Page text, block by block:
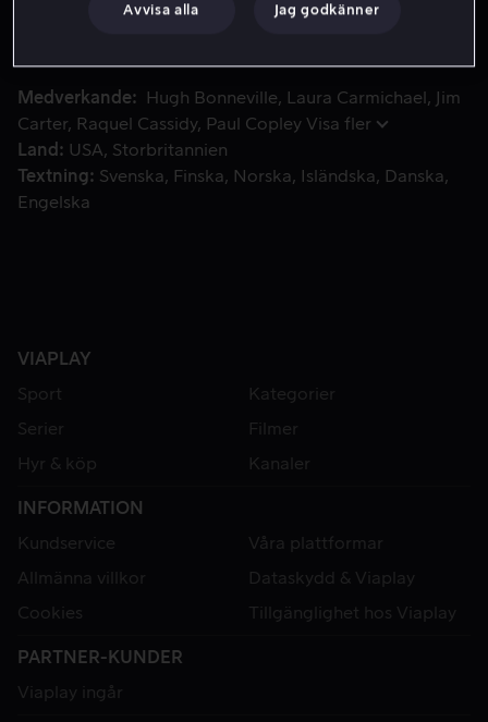
svårigheter, ställs hela hushållet inför hotet om social
Medverkande Hugh Bonneville Laura Carmichael
Jim
Carter
Raquel Cassidy Paul Copley Visa fler
Land
USA
Storbritannien
Textning
Svenska Finska Norska Isländska
Danska
Engelska
VIAPLAY
Sport
Kategorier
Serier
Filmer
Hyr & köp
Kanaler
INFORMATION
Kundservice
Våra plattformar
Allmänna villkor
Dataskydd & Viaplay
Cookies
Tillgänglighet hos Viaplay
PARTNER-KUNDER
Viaplay ingår
Avvisa alla Jag godkänner